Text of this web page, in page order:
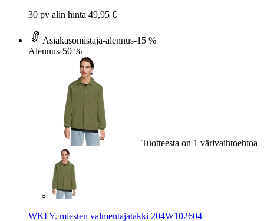
30 pv alin hinta 49,95 €
Asiakasomistaja-alennus-15 %
Alennus-50 %
Tuotteesta on 1 värivaihtoehtoa
WKLY. miesten valmentajatakki 204W102604